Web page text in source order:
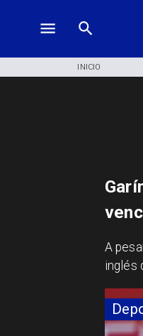
INICIO
​A
inglés